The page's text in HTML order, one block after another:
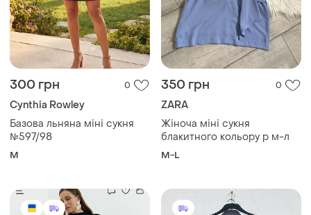
300 грн 0
Cynthia Rowley
Базова льняна міні сукня
№597/98
M
350 грн 0
ZARA
Жіноча міні сукня
блакитного кольору р м-л
M-L